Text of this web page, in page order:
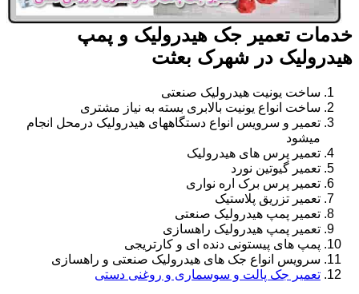
خدمات تعمیر جک هیدرولیک و پمپ
هیدرولیک در شهرک بعثت
ساخت یونیت هیدرولیک صنعتی
ساخت انواع یونیت بالابری بسته به نیاز مشتری
تعمیر و سرویس انواع دستگاههای هیدرولیک درمحل انجام
میشود
تعمیر پرس های هیدرولیک
تعمیر گیوتین نورد
تعمیر پرس برک اره نواری
تعمیر تزریق پلاستیک
تعمیر پمپ هیدرولیک صنعتی
تعمیر پمپ هیدرولیک راهسازی
پمپ های پیستونی دنده ای و کارتریجی
سرویس انواع جک های هیدرولیک صنعتی و راهسازی
تعمیر جک پالت و سوسماری و روغنی دستی